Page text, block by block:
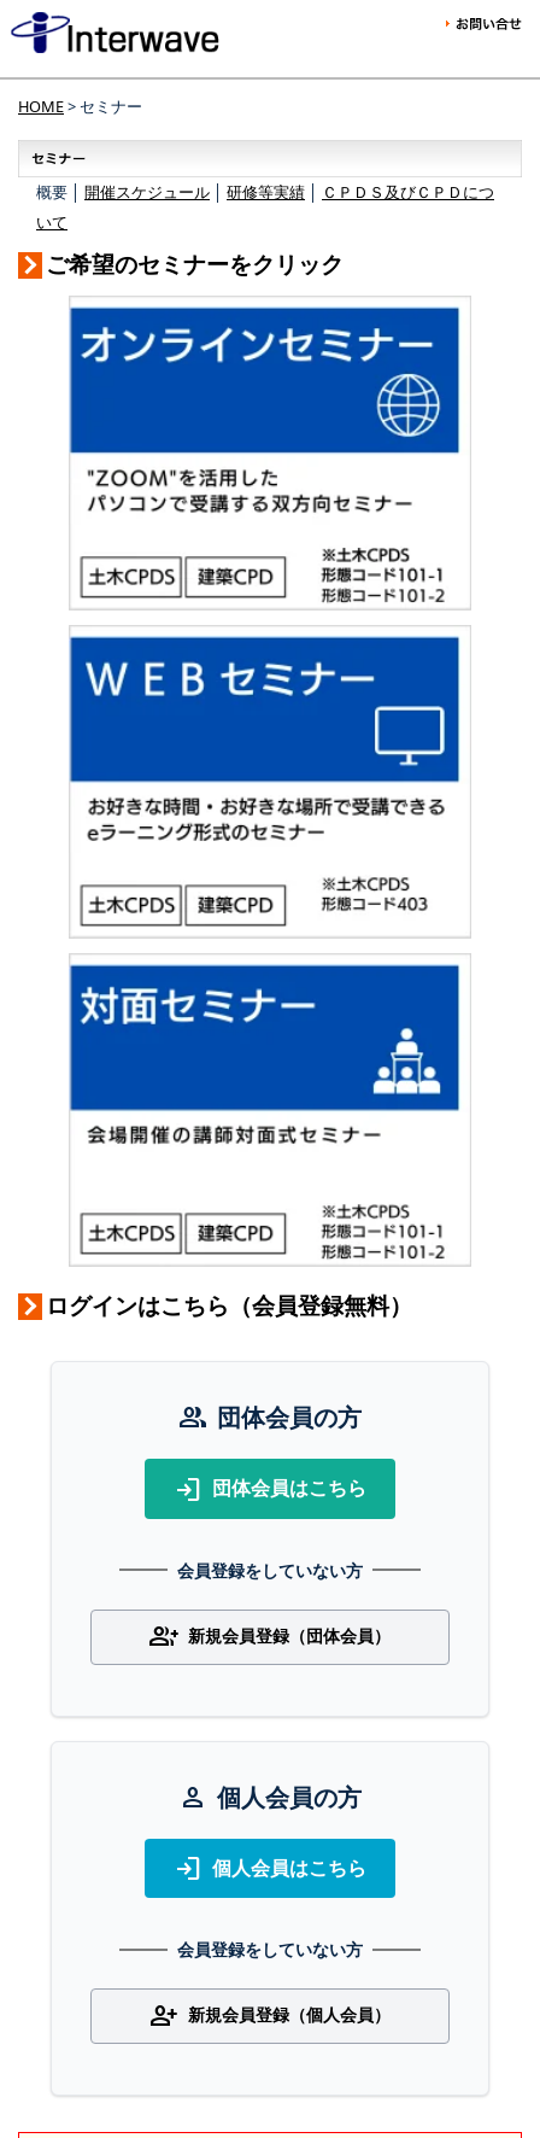
HOME> セミナー
概要 │ 開催スケジュール 研修等実績
ＣＰＤＳ及びＣＰＤにつ
いて
ご希望のセミナーをクリック
ログインはこちら（会員登録無料）
group 団体会員の方
login 団体会員はこちら
会員登録をしていない方
group_add 新規会員登録（団体会員）
person 個人会員の方
login 個人会員はこちら
会員登録をしていない方
person_add 新規会員登録（個人会員）